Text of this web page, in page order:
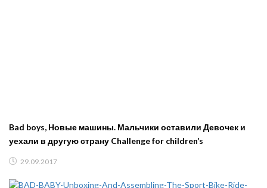
Bad boys, Новые машины. Мальчики оставили Девочек и
уехали в другую страну Challenge for children’s
29.09.2017